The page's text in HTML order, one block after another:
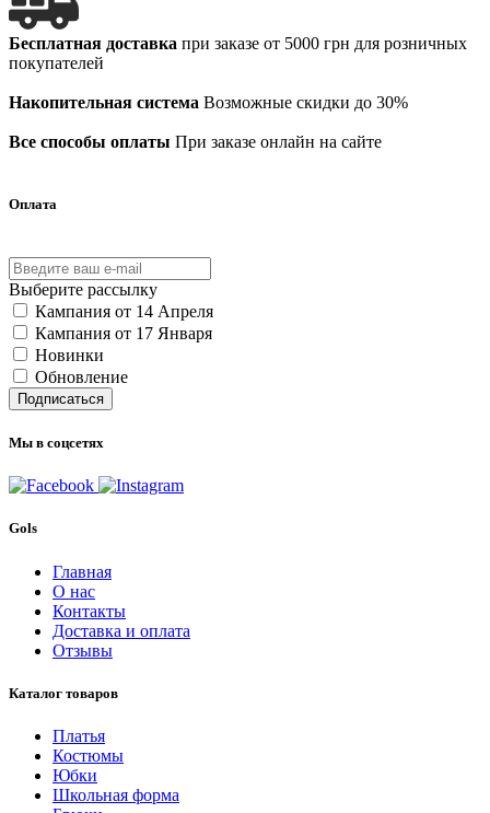
Бесплатная доставка при заказе от 5000 грн для розничных
покупателей
Накопительная система Возможные скидки до 30%
Все способы оплаты При заказе онлайн на сайте
Оплата
Выберите рассылку
Кампания от 14 Апреля
Кампания от 17 Января
Новинки
Обновление
Подписаться
Мы в соцсетях
Gols
Главная
О нас
Контакты
Доставка и оплата
Отзывы
Каталог товаров
Платья
Костюмы
Юбки
Школьная форма